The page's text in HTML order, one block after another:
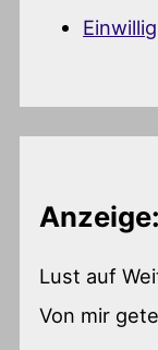
Anzeige:
Lust auf
Von mir